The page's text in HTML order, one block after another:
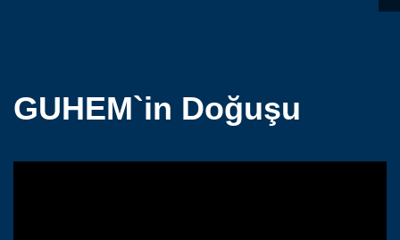
GUHEM`in Doğuşu